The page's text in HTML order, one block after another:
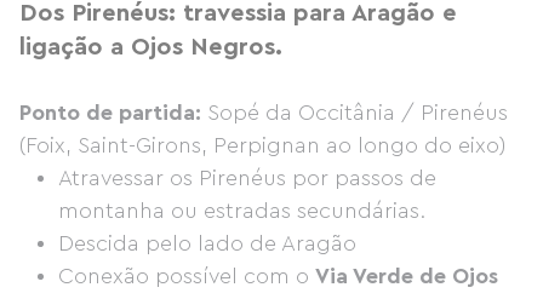
Dos Pirenéus: travessia para Aragão e
ligação a Ojos Negros.
Ponto de partida: Sopé da Occitânia / Pirenéus
(Foix, Saint-Girons, Perpignan ao longo do eixo)
Atravessar os Pirenéus por passos de
montanha ou estradas secundárias.
Descida pelo lado de Aragão
Conexão possível com o Via Verde de Ojos